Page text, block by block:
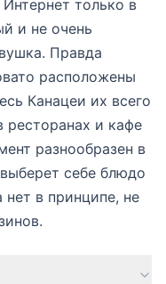
только в
и не очень
Правда
расположены
Канацеи их всего
ресторанах и кафе
разнообразен в
себе блюдо
нет в принципе, не